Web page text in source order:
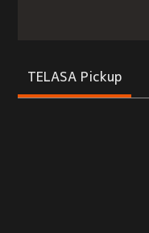
TELASA Pickup